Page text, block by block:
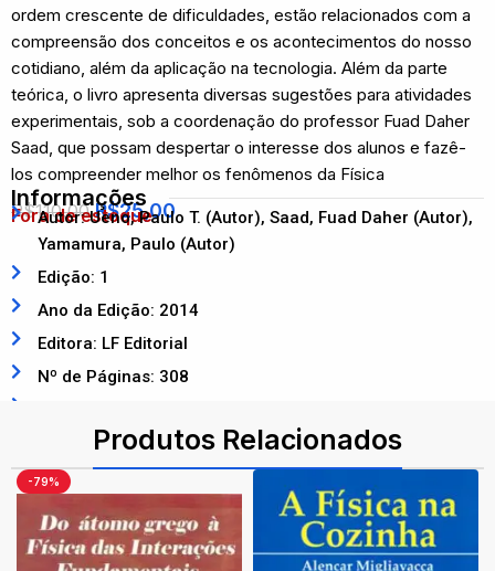
ordem crescente de dificuldades, estão relacionados com a
compreensão dos conceitos e os acontecimentos do nosso
cotidiano, além da aplicação na tecnologia. Além da parte
teórica, o livro apresenta diversas sugestões para atividades
experimentais, sob a coordenação do professor Fuad Daher
Saad, que possam despertar o interesse dos alunos e fazê-
los compreender melhor os fenômenos da Física
R$110,00 R$25,00
Fora de estoque
Informações
Autor: Ueno, Paulo T. (Autor), Saad, Fuad Daher (Autor),
Yamamura, Paulo (Autor)
Edição: 1
Ano da Edição: 2014
Editora: LF Editorial
Nº de Páginas: 308
Produtos Relacionados
-79%